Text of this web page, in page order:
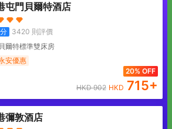
屯門貝爾特酒店
分 3420 則評價
貝爾特標準雙床房
安優惠
20% OFF
HKD902 HKD 715+
彌敦酒店